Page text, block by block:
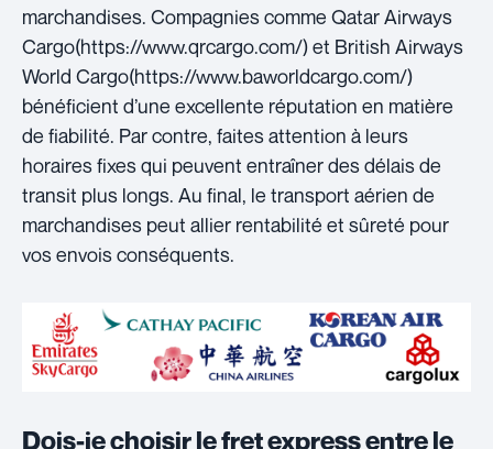
marchandises. Compagnies comme Qatar Airways
Cargo(https://www.qrcargo.com/) et British Airways
World Cargo(https://www.baworldcargo.com/)
bénéficient d’une excellente réputation en matière
de fiabilité. Par contre, faites attention à leurs
horaires fixes qui peuvent entraîner des délais de
transit plus longs. Au final, le transport aérien de
marchandises peut allier rentabilité et sûreté pour
vos envois conséquents.
Dois-je choisir le fret express entre le